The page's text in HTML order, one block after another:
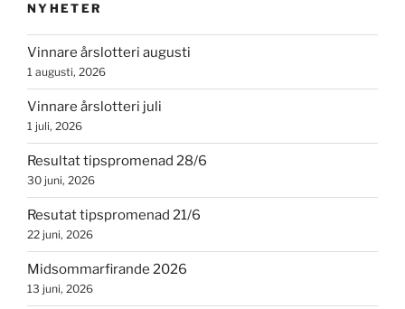
NYHETER
Vinnare årslotteri augusti
1 augusti, 2026
Vinnare årslotteri juli
1 juli, 2026
Resultat tipspromenad 28/6
30 juni, 2026
Resutat tipspromenad 21/6
22 juni, 2026
Midsommarfirande 2026
13 juni, 2026